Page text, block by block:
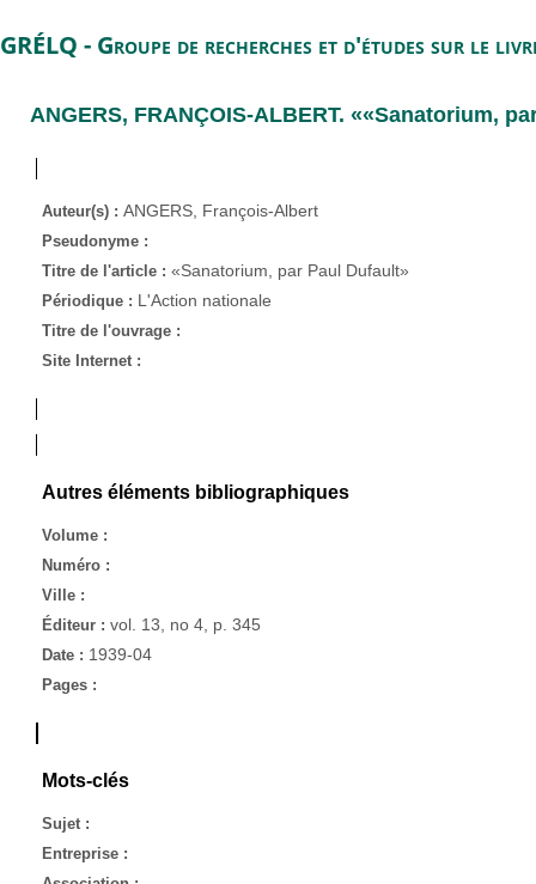
GRÉLQ - Groupe de recherches et d'études sur le
ANGERS, FRANÇOIS-ALBERT. ««Sanatorium,
Auteur(s) : ANGERS, François-Albert
Pseudonyme :
Titre de l'article : «Sanatorium, par Paul Dufault»
Périodique : L'Action nationale
Titre de l'ouvrage :
Site Internet :
Autres éléments bibliographiques
Volume :
Numéro :
Ville :
Éditeur : vol. 13, no 4, p. 345
Date : 1939-04
Pages :
Mots-clés
Sujet :
Entreprise :